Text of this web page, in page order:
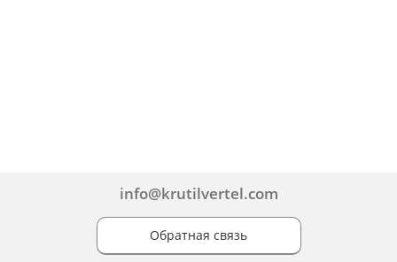
info@krutilvertel.com
Обратная связь